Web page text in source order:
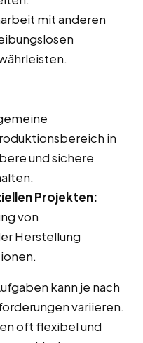
mit anderen
in
und sichere
Projekten:
von
Herstellung
kann je nach
variieren.
oft flexibel und